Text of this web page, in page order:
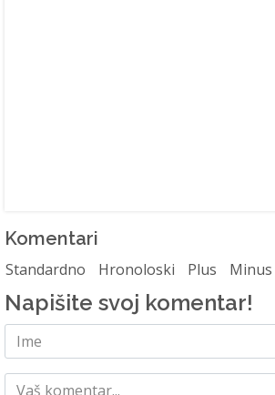
Komentari
Standardno Hronoloski Plus Minus
Napišite svoj komentar!